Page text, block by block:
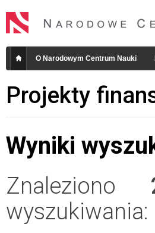
O Narodowym Centrum Nauki
Projekty
Wyniki
Znaleziono
wyszukiwania: